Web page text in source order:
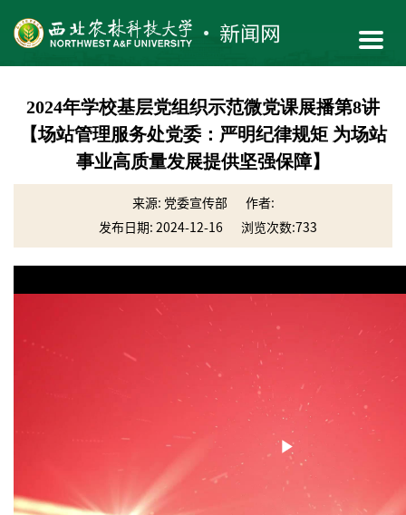
2024年学校基层党组织示范微党课展播第8讲
【场站管理服务处党委：严明纪律规矩 为场站
事业高质量发展提供坚强保障】
来源: 党委宣传部
作者:
发布日期: 2024-12-16
浏览次数: 733
Play